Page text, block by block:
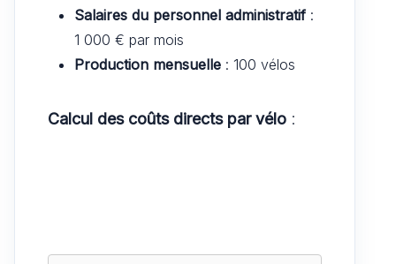
Salaires du personnel administratif :
1 000 € par mois
Production mensuelle : 100 vélos
Calcul des coûts directs par vélo :